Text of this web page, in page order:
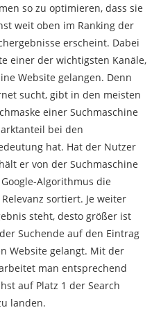
so zu optimieren, dass sie
weit oben im Ranking der
erscheint. Dabei
einer der wichtigsten Kanäle,
Website gelangen. Denn
sucht, gibt in den meisten
einer Suchmaschine
bei den
hat. Hat der Nutzer
er von der Suchmaschine
Algorithmus die
sortiert. Je weiter
steht, desto größer ist
Suchende auf den Eintrag
Website gelangt. Mit der
man entsprechend
auf Platz 1 der Search
landen.